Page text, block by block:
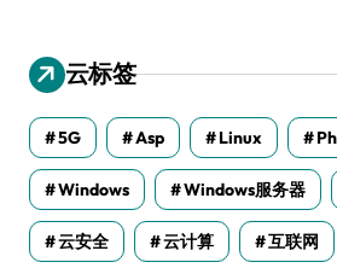
云标签
5G Asp Linux
Windows Windows服务器
云安全 云计算 互联网